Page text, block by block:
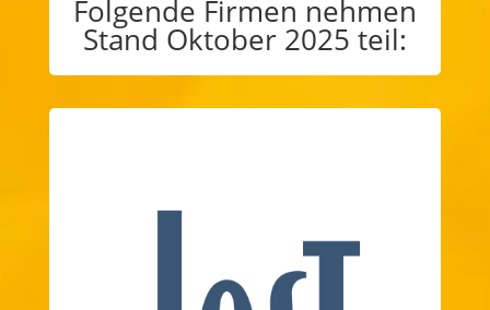
Folgende Firmen nehmen
Stand Oktober 2025 teil: